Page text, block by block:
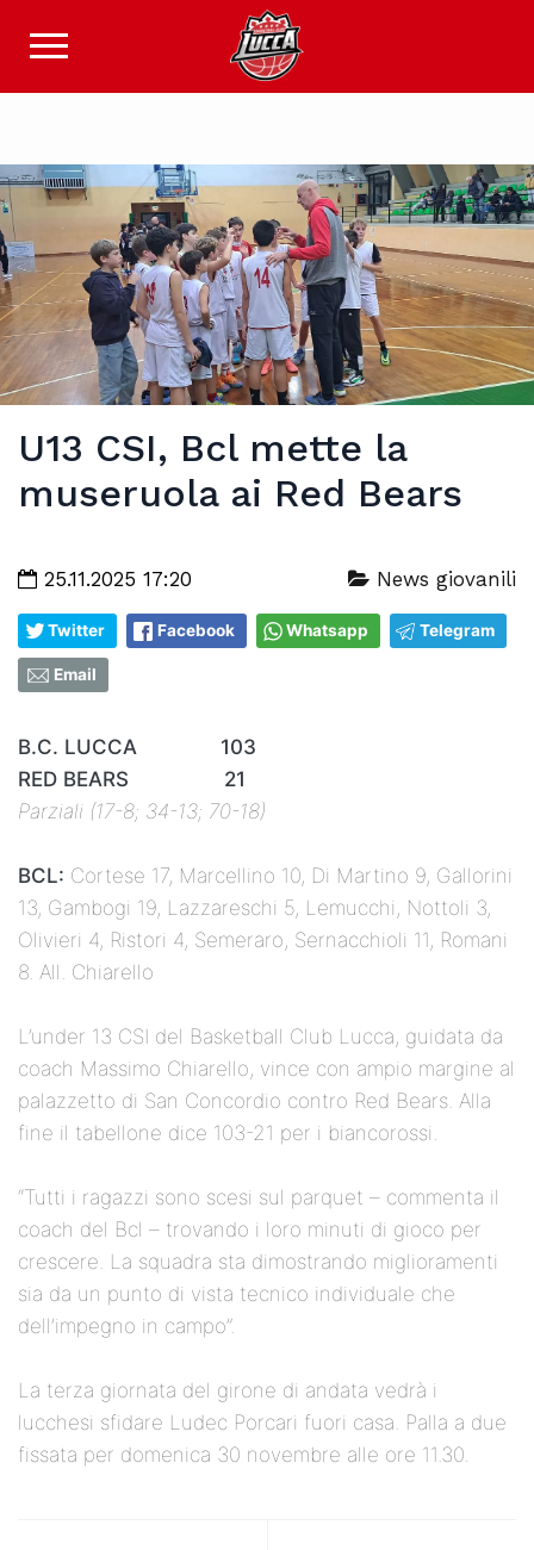
U13 CSI, Bcl mette la
museruola ai Red Bears
25.11.2025 17:20 News giovanili
Twitter Facebook Whatsapp Telegram
Email
B.C. LUCCA 103
RED BEARS 21
Parziali (17-8; 34-13; 70-18)
BCL: Cortese 17, Marcellino 10, Di Martino 9, Gallorini
13, Gambogi 19, Lazzareschi 5, Lemucchi, Nottoli 3,
Olivieri 4, Ristori 4, Semeraro, Sernacchioli 11, Romani
8. All. Chiarello
L’under 13 CSI del Basketball Club Lucca, guidata da
coach Massimo Chiarello, vince con ampio margine al
palazzetto di San Concordio contro Red Bears. Alla
fine il tabellone dice 103-21 per i biancorossi.
“Tutti i ragazzi sono scesi sul parquet – commenta il
coach del Bcl – trovando i loro minuti di gioco per
crescere. La squadra sta dimostrando miglioramenti
sia da un punto di vista tecnico individuale che
dell’impegno in campo”.
La terza giornata del girone di andata vedrà i
lucchesi sfidare Ludec Porcari fuori casa. Palla a due
fissata per domenica 30 novembre alle ore 11.30.